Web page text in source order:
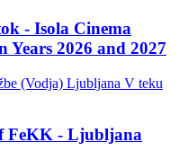
- Isola Cinema
2026 and 2027
(Vodja) Ljubljana V teku
FeKK - Ljubljana